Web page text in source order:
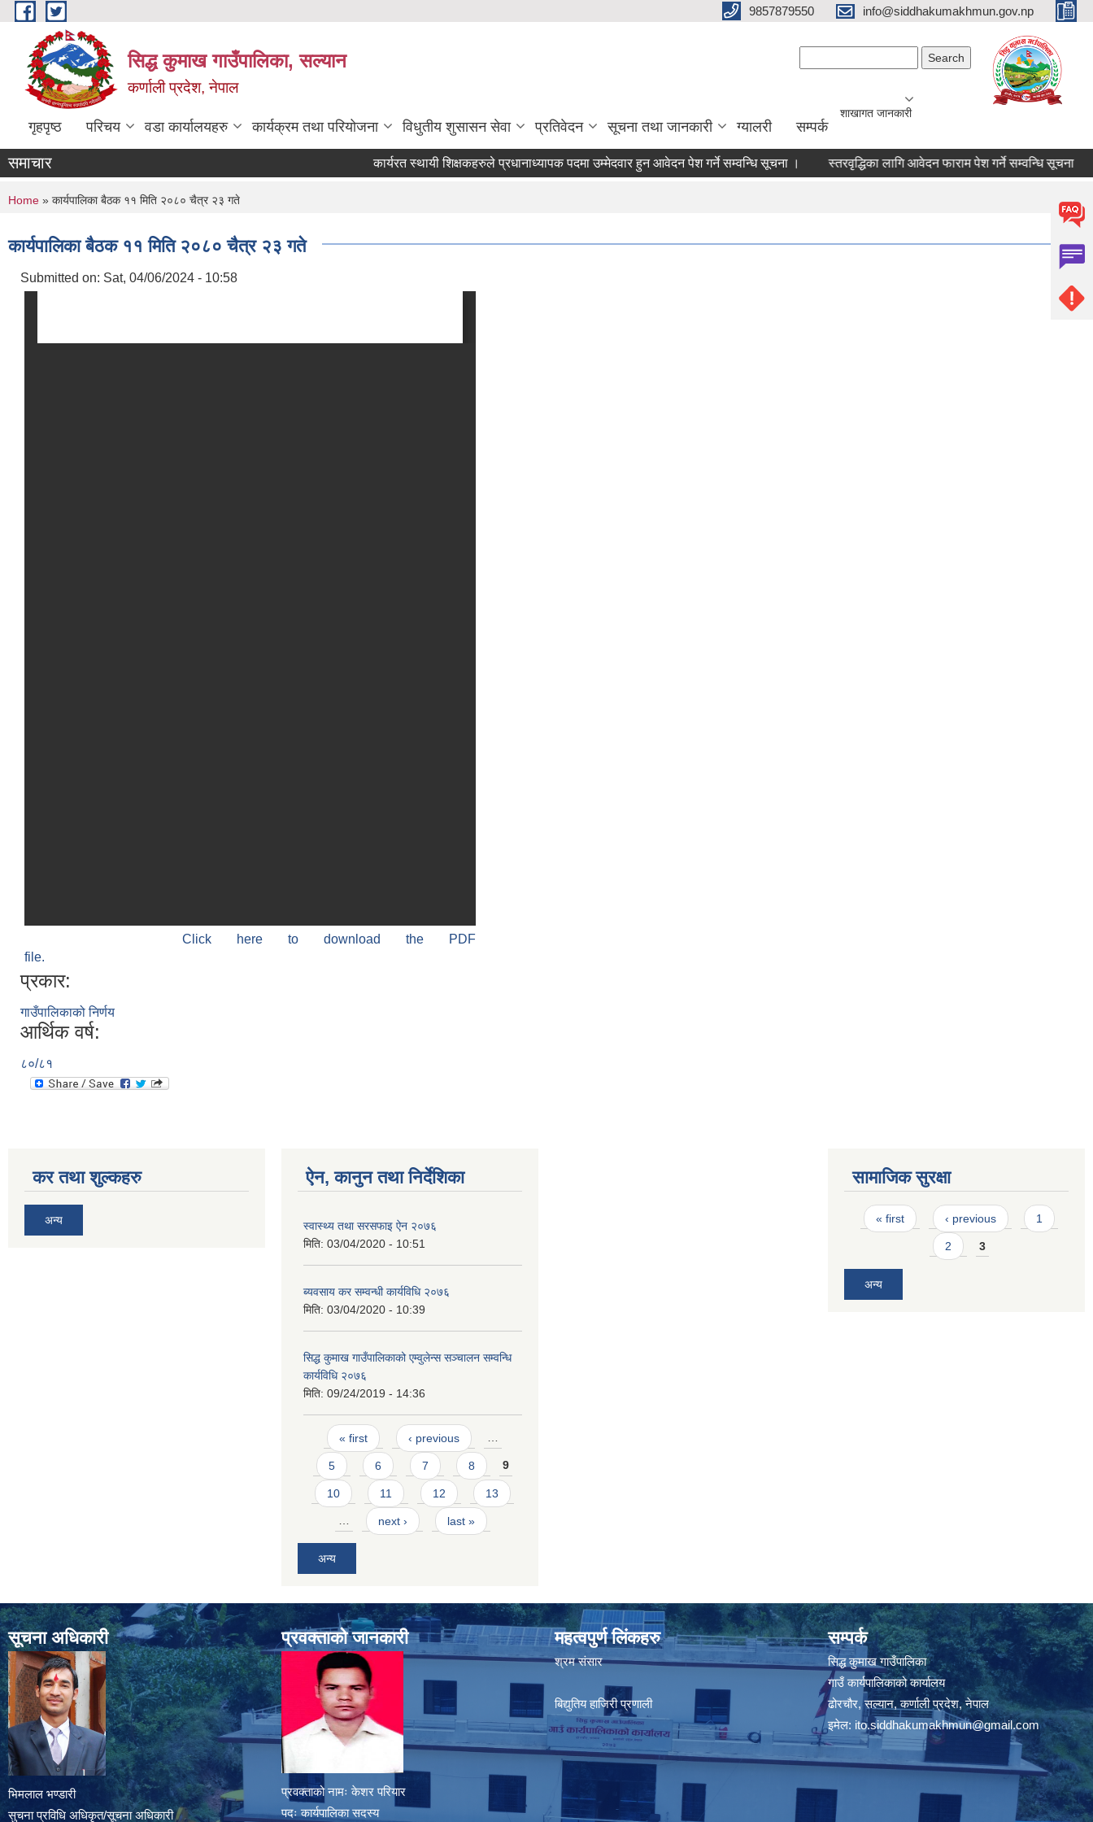
Skip to main content 9857879550 info@siddhakumakhmun.gov.np
सिद्ध कुमाख गाउँपालिका, सल्यान
कर्णाली प्रदेश, नेपाल
गृहपृष्ठ परिचय वडा कार्यालयहरु कार्यक्रम तथा परियोजना विधुतीय शुसासन सेवा प्रतिवेदन सूचना तथा जानकारी ग्यालरी सम्पर्क
शाखागत जानकारी
समाचार कार्यरत स्थायी शिक्षकहरुले प्रधानाध्यापक पदमा उम्मेदवार हुन आवेदन पेश गर्ने सम्वन्धि सूचना । स्तरवृद्धिका लागि आवेदन फाराम पेश गर्ने सम्वन्धि सूचना
You are here
Home » कार्यपालिका बैठक ११ मिति २०८० चैत्र २३ गते
कार्यपालिका बैठक ११ मिति २०८० चैत्र २३ गते
Submitted on: Sat, 04/06/2024 - 10:58
Click here to download the PDF
file.
प्रकार:
गाउँपालिकाको निर्णय
आर्थिक वर्ष:
८०/८१
कर तथा शुल्कहरु
अन्य
ऐन, कानुन तथा निर्देशिका
स्वास्थ्य तथा सरसफाइ ऐन २०७६
मिति: 03/04/2020 - 10:51
ब्यवसाय कर सम्वन्धी कार्यविधि २०७६
मिति: 03/04/2020 - 10:39
सिद्ध कुमाख गाउँपालिकाको एम्वुलेन्स सञ्चालन सम्वन्धि
कार्यविधि २०७६
मिति: 09/24/2019 - 14:36
Pages
« first ‹ previous …
5 6 7 8 9
10 11 12 13
… next › last »
अन्य
सामाजिक सुरक्षा
Pages
« first ‹ previous 1
2 3
अन्य
सूचना अधिकारी
भिमलाल भण्डारी
सुचना प्रविधि अधिकृत/सूचना अधिकारी
प्रवक्ताको जानकारी
प्रवक्ताको नामः केशर परियार
पदः कार्यपालिका सदस्य
महत्वपुर्ण लिंकहरु
श्रम संसार
बिद्युतिय हाजिरी प्रणाली
सम्पर्क
सिद्ध कुमाख गाउँपालिका
गाउँ कार्यपालिकाको कार्यालय
ढोरचौर, सल्यान, कर्णाली प्रदेश, नेपाल
इमेल: ito.siddhakumakhmun@gmail.com